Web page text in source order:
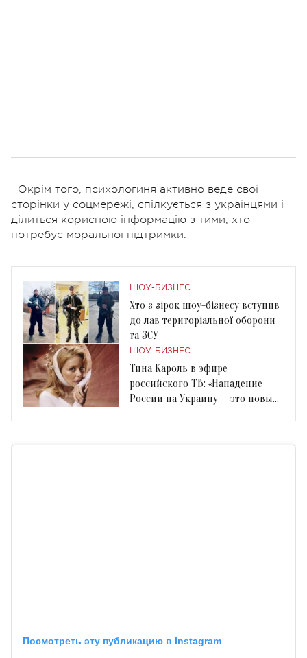
Окрім того, психологиня активно веде свої
сторінки у соцмережі, спілкується з українцями і
ділиться корисною інформацію з тими, хто
потребує моральної підтримки.
ШОУ-БИЗНЕС
Хто з зірок шоу-бізнесу вступив
до лав територіальної оборони
та ЗСУ
ШОУ-БИЗНЕС
Тина Кароль в эфире
российского ТВ: «Нападение
России на Украину — это новый
Посмотреть эту публикацию в Instagram